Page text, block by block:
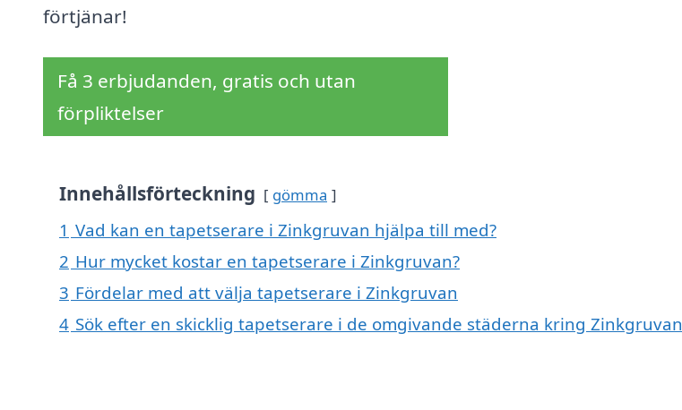
förtjänar!
Få 3 erbjudanden, gratis och utan
förpliktelser
Innehållsförteckning gömma
1 Vad kan en tapetserare i Zinkgruvan hjälpa till med?
2 Hur mycket kostar en tapetserare i Zinkgruvan?
3 Fördelar med att välja tapetserare i Zinkgruvan
4 Sök efter en skicklig tapetserare i de omgivande städerna kring Zinkgruvan